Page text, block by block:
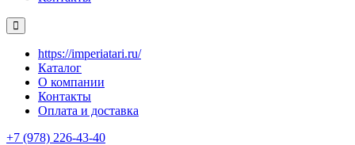
https://imperiatari.ru/
Каталог
О компании
Контакты
Оплата и доставка
+7 (978) 226-43-40